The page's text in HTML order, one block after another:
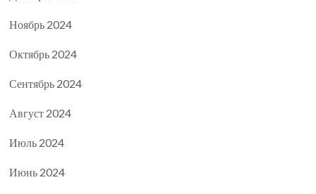
Ноябрь 2024
Октябрь 2024
Сентябрь 2024
Август 2024
Июль 2024
Июнь 2024